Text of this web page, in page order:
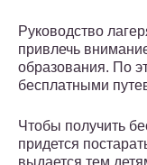
Руководство
привлечь
образования. По
бесплатными
Чтобы получить
придется